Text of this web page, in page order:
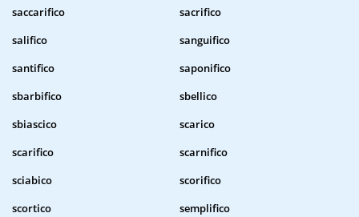
saccarifico
sacrifico
salifico
sanguifico
santifico
saponifico
sbarbifico
sbellico
sbiascico
scarico
scarifico
scarnifico
sciabico
scorifico
scortico
semplifico